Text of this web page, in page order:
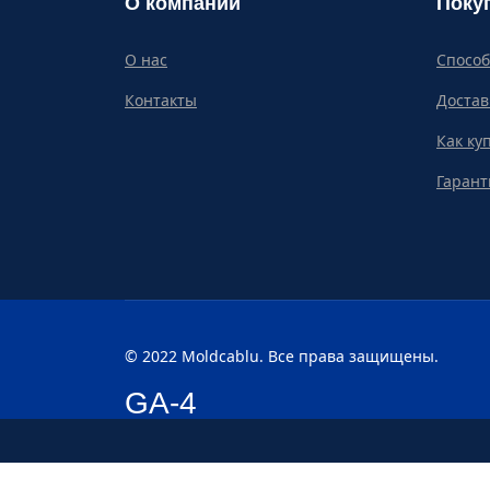
О нас
Контакты
Как
© 2022 Moldcablu. Все права защищены.
GA-4